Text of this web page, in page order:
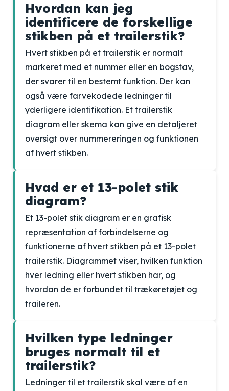
Hvordan kan jeg
identificere de forskellige
stikben på et trailerstik?
Hvert stikben på et trailerstik er normalt
markeret med et nummer eller en bogstav,
der svarer til en bestemt funktion. Der kan
også være farvekodede ledninger til
yderligere identifikation. Et trailerstik
diagram eller skema kan give en detaljeret
oversigt over nummereringen og funktionen
af hvert stikben.
Hvad er et 13-polet stik
diagram?
Et 13-polet stik diagram er en grafisk
repræsentation af forbindelserne og
funktionerne af hvert stikben på et 13-polet
trailerstik. Diagrammet viser, hvilken funktion
hver ledning eller hvert stikben har, og
hvordan de er forbundet til trækøretøjet og
traileren.
Hvilken type ledninger
bruges normalt til et
trailerstik?
Ledninger til et trailerstik skal være af en